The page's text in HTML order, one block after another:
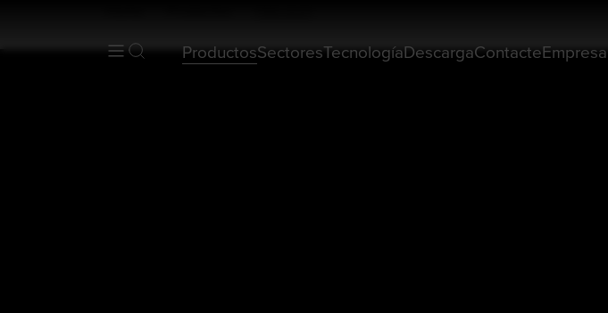
ProductosSectoresTecnologíaDescargaContacteEmpresa